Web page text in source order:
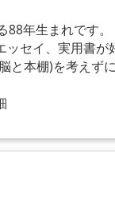
年生まれです。
セイ、実用書が
と本棚)を考えず